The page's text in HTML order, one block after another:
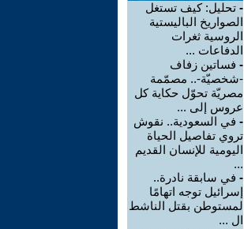
- تحليل: كيف تستغل
الصواريخ الباليستية
الروسية ثغرات
الدفاعات ...
- فساتين زفاف
-شخصيّة-.. مصمّمة
مصريّة تحوّل حكاية كل
عروس إلى ...
- في السعودية.. نقوش
تروي تفاصيل الحياة
اليومية للإنسان القديم
...
- في سابقة نادرة..
إسرائيل توجه اتهامًا
لمستوطن بقتل الناشط
ال ...